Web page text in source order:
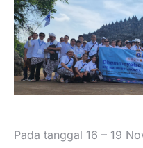
Pada tanggal 16 – 19